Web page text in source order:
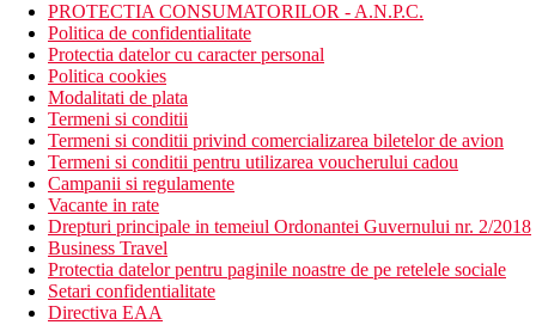
PROTECTIA CONSUMATORILOR - A.N.P.C.
Politica de confidentialitate
Protectia datelor cu caracter personal
Politica cookies
Modalitati de plata
Termeni si conditii
Termeni si conditii privind comercializarea biletelor de avion
Termeni si conditii pentru utilizarea voucherului cadou
Campanii si regulamente
Vacante in rate
Drepturi principale in temeiul Ordonantei Guvernului nr. 2/2018
Business Travel
Protectia datelor pentru paginile noastre de pe retelele sociale
Setari confidentialitate
Directiva EAA